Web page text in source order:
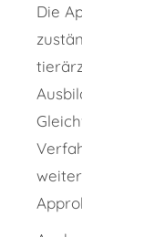
Die Approbation
zuständigen
tierärztliche
Ausbildung
Gleichwertigkeit
Verfahren
weitere
Approbation